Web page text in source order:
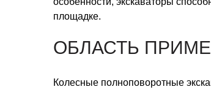
площадке.
ОБЛАСТЬ
Колесные полноповоротные